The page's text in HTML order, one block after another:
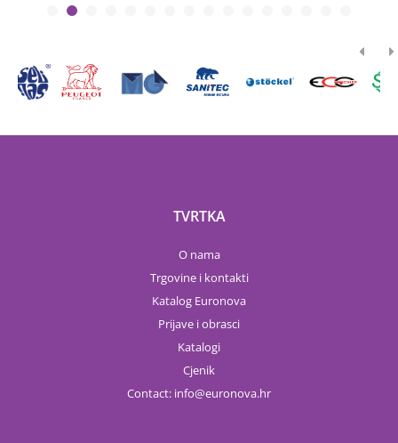
TVRTKA
O nama
Trgovine i kontakti
Katalog Euronova
Prijave i obrasci
Katalogi
Cjenik
Contact: info euronova.hr